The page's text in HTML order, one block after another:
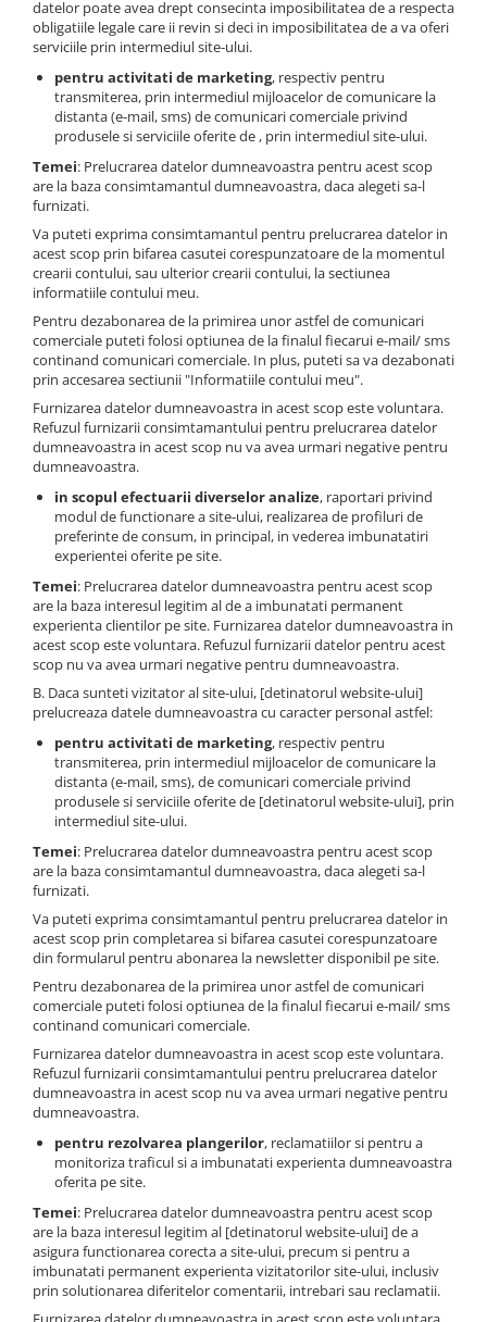
datelor poate avea drept consecinta imposibilitatea de a respecta
obligatiile legale care ii revin si deci in imposibilitatea de a va oferi
serviciile prin intermediul site-ului.
pentru activitati de marketing, respectiv pentru
transmiterea, prin intermediul mijloacelor de comunicare la
distanta (e-mail, sms) de comunicari comerciale privind
produsele si serviciile oferite de , prin intermediul site-ului.
Temei: Prelucrarea datelor dumneavoastra pentru acest scop
are la baza consimtamantul dumneavoastra, daca alegeti sa-l
furnizati.
Va puteti exprima consimtamantul pentru prelucrarea datelor in
acest scop prin bifarea casutei corespunzatoare de la momentul
crearii contului, sau ulterior crearii contului, la sectiunea
informatiile contului meu.
Pentru dezabonarea de la primirea unor astfel de comunicari
comerciale puteti folosi optiunea de la finalul fiecarui e-mail/ sms
continand comunicari comerciale. In plus, puteti sa va dezabonati
prin accesarea sectiunii "Informatiile contului meu".
Furnizarea datelor dumneavoastra in acest scop este voluntara.
Refuzul furnizarii consimtamantului pentru prelucrarea datelor
dumneavoastra in acest scop nu va avea urmari negative pentru
dumneavoastra.
in scopul efectuarii diverselor analize, raportari privind
modul de functionare a site-ului, realizarea de profiluri de
preferinte de consum, in principal, in vederea imbunatatiri
experientei oferite pe site.
Temei: Prelucrarea datelor dumneavoastra pentru acest scop
are la baza interesul legitim al de a imbunatati permanent
experienta clientilor pe site. Furnizarea datelor dumneavoastra in
acest scop este voluntara. Refuzul furnizarii datelor pentru acest
scop nu va avea urmari negative pentru dumneavoastra.
B. Daca sunteti vizitator al site-ului, [detinatorul website-ului]
prelucreaza datele dumneavoastra cu caracter personal astfel:
pentru activitati de marketing, respectiv pentru
transmiterea, prin intermediul mijloacelor de comunicare la
distanta (e-mail, sms), de comunicari comerciale privind
produsele si serviciile oferite de [detinatorul website-ului], prin
intermediul site-ului.
Temei: Prelucrarea datelor dumneavoastra pentru acest scop
are la baza consimtamantul dumneavoastra, daca alegeti sa-l
furnizati.
Va puteti exprima consimtamantul pentru prelucrarea datelor in
acest scop prin completarea si bifarea casutei corespunzatoare
din formularul pentru abonarea la newsletter disponibil pe site.
Pentru dezabonarea de la primirea unor astfel de comunicari
comerciale puteti folosi optiunea de la finalul fiecarui e-mail/ sms
continand comunicari comerciale.
Furnizarea datelor dumneavoastra in acest scop este voluntara.
Refuzul furnizarii consimtamantului pentru prelucrarea datelor
dumneavoastra in acest scop nu va avea urmari negative pentru
dumneavoastra.
pentru rezolvarea plangerilor, reclamatiilor si pentru a
monitoriza traficul si a imbunatati experienta dumneavoastra
oferita pe site.
Temei: Prelucrarea datelor dumneavoastra pentru acest scop
are la baza interesul legitim al [detinatorul website-ului] de a
asigura functionarea corecta a site-ului, precum si pentru a
imbunatati permanent experienta vizitatorilor site-ului, inclusiv
prin solutionarea diferitelor comentarii, intrebari sau reclamatii.